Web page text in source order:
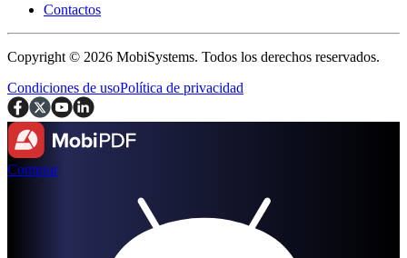
Contactos
Copyright © 2026 MobiSystems. Todos los derechos reservados.
Condiciones de usoPolítica de privacidad
Comprar